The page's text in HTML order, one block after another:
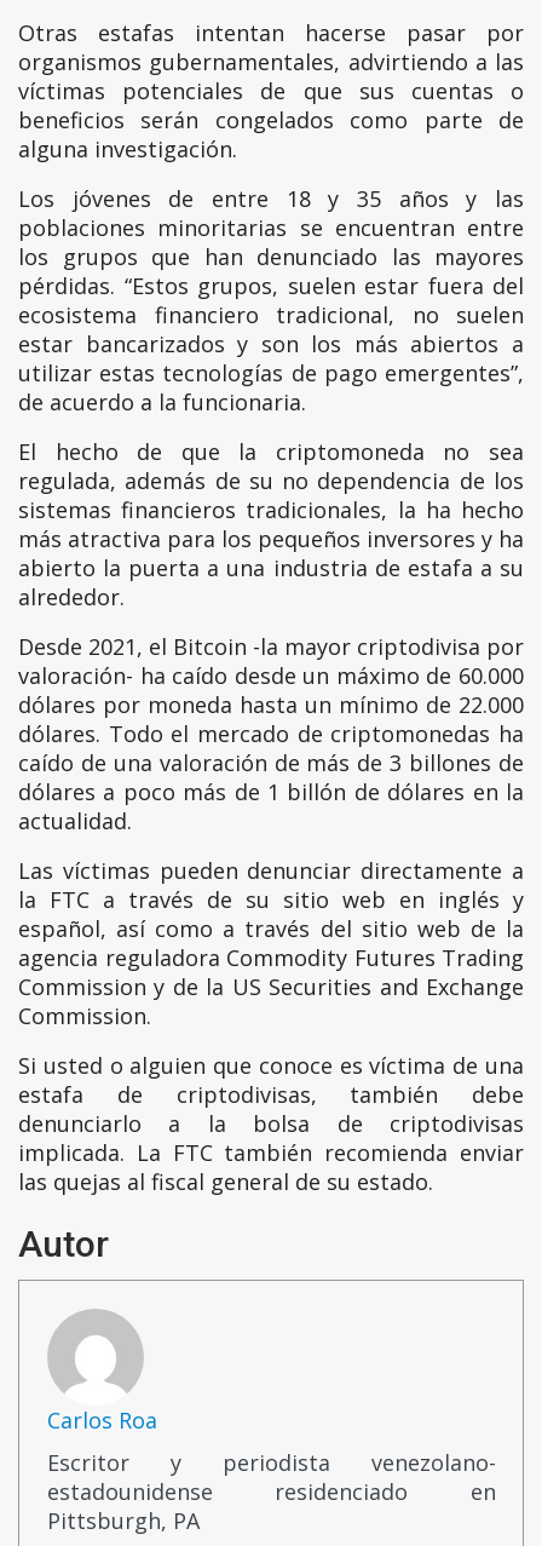
Otras estafas intentan hacerse pasar por
organismos gubernamentales, advirtiendo a las
víctimas potenciales de que sus cuentas o
beneficios serán congelados como parte de
alguna investigación.
Los jóvenes de entre 18 y 35 años y las
poblaciones minoritarias se encuentran entre
los grupos que han denunciado las mayores
pérdidas. “Estos grupos, suelen estar fuera del
ecosistema financiero tradicional, no suelen
estar bancarizados y son los más abiertos a
utilizar estas tecnologías de pago emergentes”,
de acuerdo a la funcionaria.
El hecho de que la criptomoneda no sea
regulada, además de su no dependencia de los
sistemas financieros tradicionales, la ha hecho
más atractiva para los pequeños inversores y ha
abierto la puerta a una industria de estafa a su
alrededor.
Desde 2021, el Bitcoin -la mayor criptodivisa por
valoración- ha caído desde un máximo de 60.000
dólares por moneda hasta un mínimo de 22.000
dólares. Todo el mercado de criptomonedas ha
caído de una valoración de más de 3 billones de
dólares a poco más de 1 billón de dólares en la
actualidad.
Las víctimas pueden denunciar directamente a
la FTC a través de su sitio web en inglés y
español, así como a través del sitio web de la
agencia reguladora Commodity Futures Trading
Commission y de la US Securities and Exchange
Commission.
Si usted o alguien que conoce es víctima de una
estafa de criptodivisas, también debe
denunciarlo a la bolsa de criptodivisas
implicada. La FTC también recomienda enviar
las quejas al fiscal general de su estado.
Autor
Carlos Roa
Escritor y periodista venezolano-
estadounidense residenciado en
Pittsburgh, PA